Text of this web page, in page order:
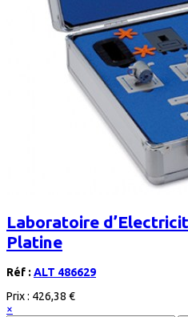
Laboratoire
Platine
Réf : ALT 486629
Prix : 426,38 €
×